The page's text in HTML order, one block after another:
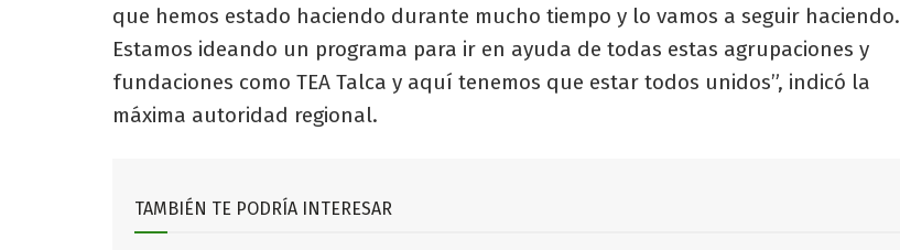
que hemos estado haciendo durante mucho tiempo y lo vamos a seguir haciendo.
Estamos ideando un programa para ir en ayuda de todas estas agrupaciones y
fundaciones como TEA Talca y aquí tenemos que estar todos unidos”, indicó la
máxima autoridad regional.
TAMBIÉN TE PODRÍA INTERESAR